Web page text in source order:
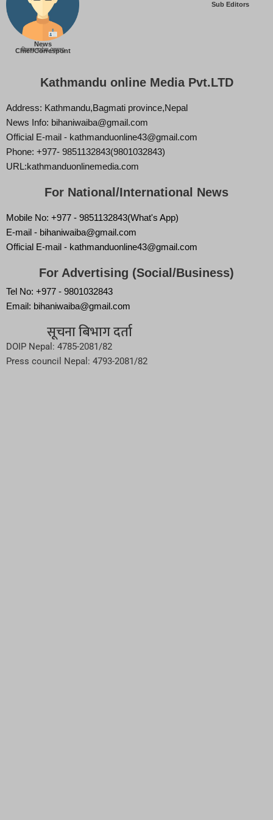
News
Chief/Correspont
बिज्ञान वाईबा (ममता)
Sub Editors
Kathmandu online Media Pvt.LTD
Address: Kathmandu,Bagmati province,Nepal
News Info: bihaniwaiba@gmail.com
Official E-mail - kathmanduonline43@gmail.com
Phone: +977- 9851132843(9801032843)
URL:kathmanduonlinemedia.com
For National/International News
Mobile No: +977 - 9851132843(What's App)
E-mail - bihaniwaiba@gmail.com
Official E-mail - kathmanduonline43@gmail.com
For Advertising (Social/Business)
Tel No: +977 - 9801032843
Email: bihaniwaiba@gmail.com
सूचना बिभाग दर्ता
DOIP Nepal: 4785-2081/82
Press council Nepal: 4793-2081/82